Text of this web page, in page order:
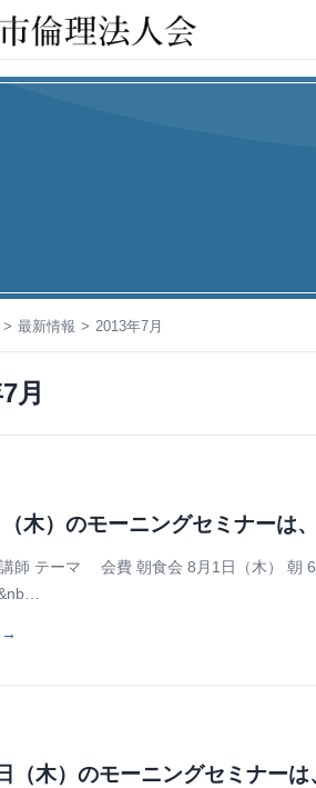
最新情報 2013年7月
月
木）のモーニングセミナーは
師 テーマ 会費 朝食会 8月1日（木） 朝
→
（木）のモーニングセミナー